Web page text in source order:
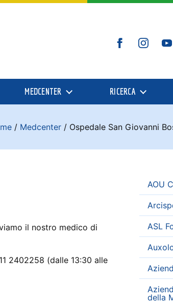
FacebookInstagram
MEDCENTER RICERCA
/ Medcenter / Ospedale San Giovanni
il nostro medico di
2402258 (dalle 13:30 alle
AOU
ASL
della